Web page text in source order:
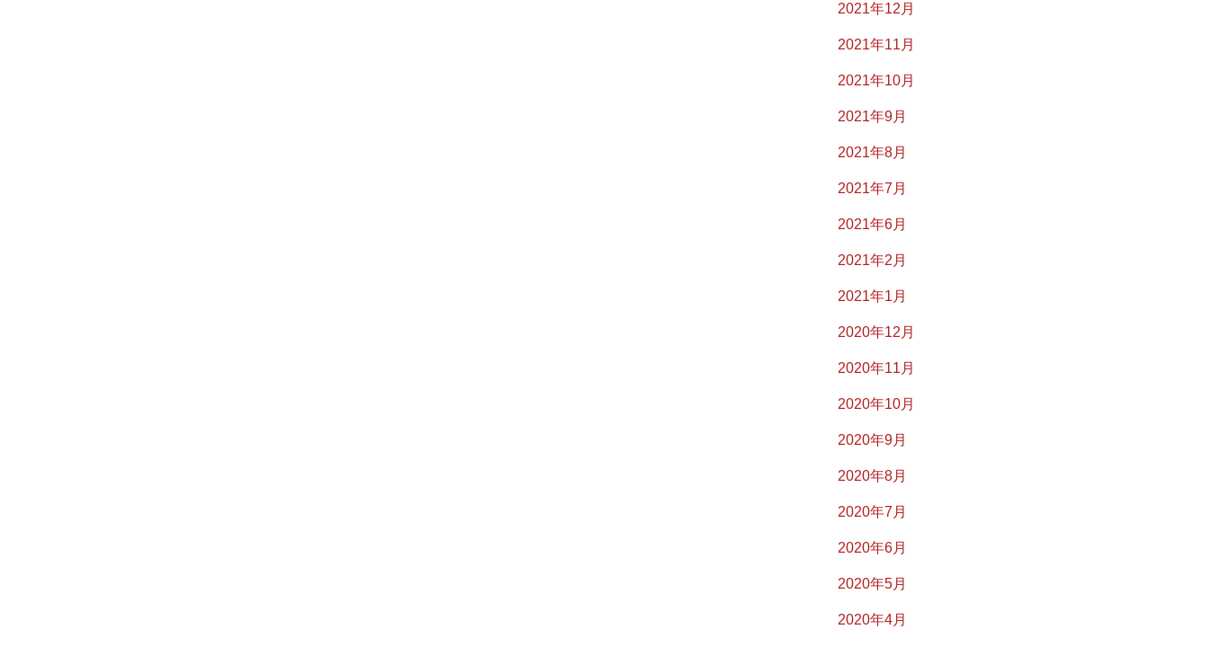
2021年12月
2021年11月
2021年10月
2021年9月
2021年8月
2021年7月
2021年6月
2021年2月
2021年1月
2020年12月
2020年11月
2020年10月
2020年9月
2020年8月
2020年7月
2020年6月
2020年5月
2020年4月